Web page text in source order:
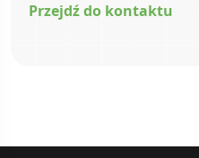
Przejdź do kontaktu